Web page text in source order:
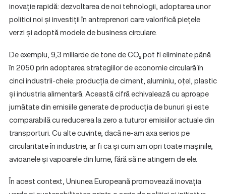
inovație rapidă: dezvoltarea de noi tehnologii, adoptarea unor
politici noi și investiții în antreprenori care valorifică piețele
verzi și adoptă modele de business circulare.
De exemplu, 9,3 miliarde de tone de CO₂ pot fi eliminate până
în 2050 prin adoptarea strategiilor de economie circulară în
cinci industrii-cheie: producția de ciment, aluminiu, oțel, plastic
și industria alimentară. Această cifră echivalează cu aproape
jumătate din emisiile generate de producția de bunuri și este
comparabilă cu reducerea la zero a tuturor emisiilor actuale din
transporturi. Cu alte cuvinte, dacă ne-am axa serios pe
circularitate în industrie, ar fi ca și cum am opri toate mașinile,
avioanele și vapoarele din lume, fără să ne atingem de ele.
În acest context, Uniunea Europeană promovează inovația